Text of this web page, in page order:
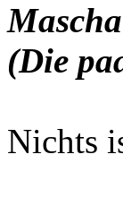
(Die
Nichts